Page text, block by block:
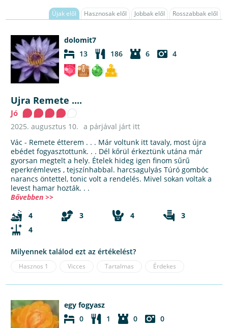
Újak elől Hasznosak elől Jobbak elől Rosszabbak elől
dolomit7
13
186 6 4
Ujra Remete ....
Jó
2025. augusztus 10. a párjával járt itt
Vác - Remete étterem . . . Már voltunk itt tavaly, most újra
ebédet fogyasztottunk. . . Dél kőrül érkeztünk utána már
gyorsan megtelt a hely. Ételek hideg igen finom sűrű
eperkrémleves , tejszínhabbal. harcsagulyás Túró gombóc
narancs öntettel, tonic volt a rendelés. Mivel sokan voltak a
levest hamar hozták. . .
Bővebben >>
4
3 4
3
4
Milyennek találod ezt az értékelést?
Hasznos 1 Vicces Tartalmas Érdekes
egy fogyasz
0
1 0 0